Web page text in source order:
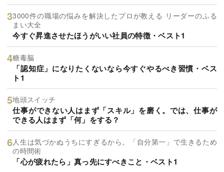
3000件の職場の悩みを解決したプロが教える リーダーのふる
まい大全
今すぐ昇進させたほうがいい社員の特徴・ベスト1
糖毒脳
「認知症」になりたくないなら今すぐやるべき習慣・ベス
ト1
地頭スイッチ
仕事ができない人はまず「スキル」を磨く。では、仕事が
できる人はまず「何」をする？
人生は気づかぬうちにすぎるから。「自分第一」で生きるため
の時間術
「心が疲れたら」真っ先にすべきこと・ベスト1